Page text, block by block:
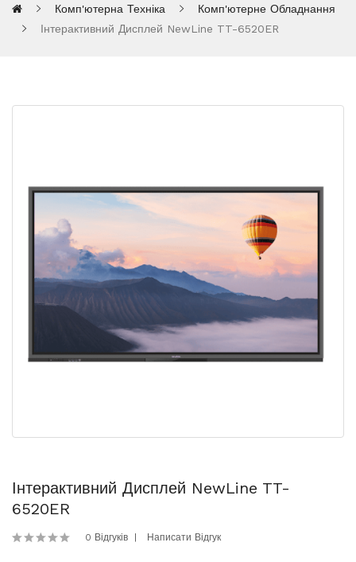
Комп'ютерна Техніка
Комп'ютерне Обладнання
Інтерактивний Дисплей NewLine TT-6520ER
Інтерактивний Дисплей NewLine TT-
6520ER
0 Відгуків Написати Відгук